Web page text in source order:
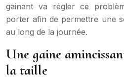
gainant va régler ce
porter afin de permettre une
au long de la journée.
Une gaine
la taille